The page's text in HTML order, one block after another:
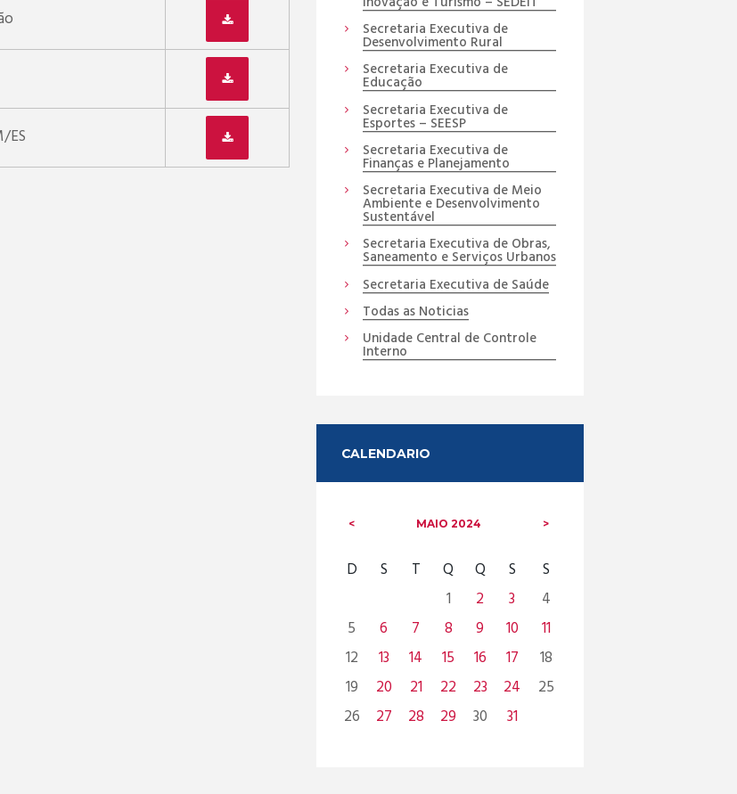
ES
Secretaria Executiva de
Desenvolvimento Rural
Secretaria Executiva de
Educação
Secretaria Executiva de
Esportes – SEESP
Secretaria Executiva de
Finanças e Planejamento
Secretaria Executiva de Meio
Ambiente e Desenvolvimento
Sustentável
Secretaria Executiva de Obras,
Saneamento e Serviços Urbanos
Secretaria Executiva de Saúde
Todas as Noticias
Unidade Central de Controle
Interno
CALENDARIO
MAIO 2024
D S T Q Q S
S
1
2 3
4
5
6 7 8 9 10
11
12
13 14 15 16 17
18
19
20 21 22 23 24
25
26
27 28 29 30 31